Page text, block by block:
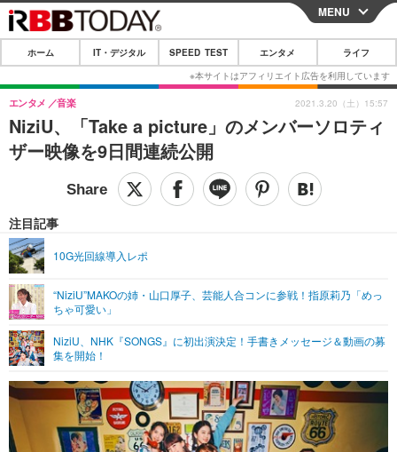
CLOSE
ホーム
IT・デジタル
IT・デジタルTOP スマートフォン
ネタ
ショッピング その他
SPEED TEST
エンタメTOP 映画・ドラマ
グラビア
ショッピング その他
ライフTOP
その他
リリース一覧
プッシュ通知の停止方法
MENU
ホーム IT・デジタル SPEED TEST エンタメ ライフ
NiziU、「Take a picture」のメンバーソロティ
ザー映像を9日間連続公開
エンタメ 音楽
注目記事
10G光回線導入レポ
“NiziU”MAKOの姉・山口厚子、芸能人合コンに参戦！指原莉乃「めっ
ちゃ可愛い」
NiziU、NHK『SONGS』に初出演決定！手書きメッセージ＆動画の募
集を開始！
2021.3.20（土）15:57